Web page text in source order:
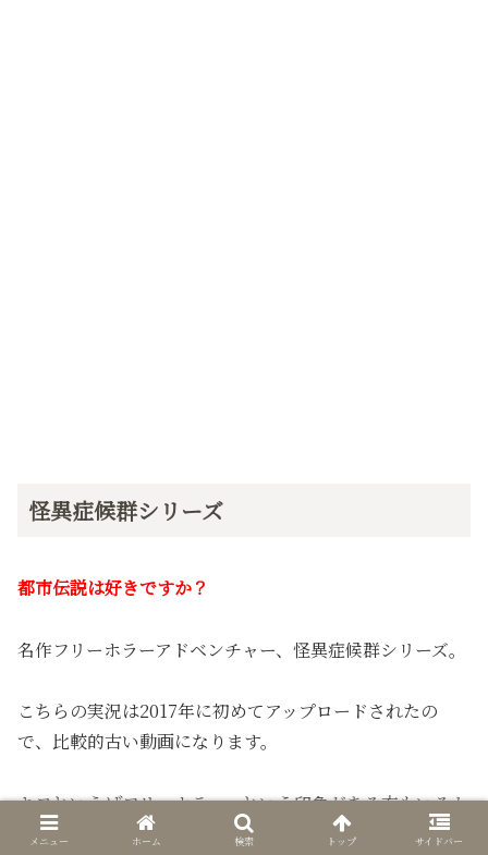
怪異症候群シリーズ
都市伝説は好きですか？
名作フリーホラーアドベンチャー、怪異症候群シリーズ。
こちらの実況は2017年に初めてアップロードされたの
で、比較的古い動画になります。
キヨといえばフリーホラー、という印象がある方もいるか
もしれませんね。
メニュー ホーム 検索 トップ サイドバー